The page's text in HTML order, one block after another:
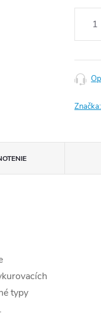
Značka:
typy